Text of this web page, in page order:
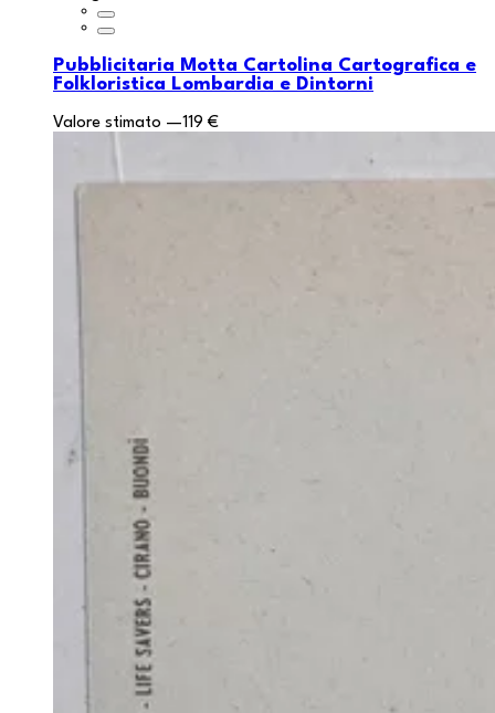
Pubblicitaria Motta Cartolina Cartografica e
Folkloristica Lombardia e Dintorni
Valore stimato —119 €